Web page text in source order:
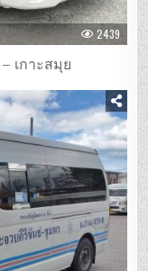
2439
เกาะสมุย